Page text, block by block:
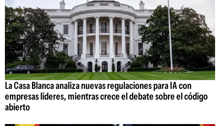
La Casa Blanca analiza nuevas regulaciones para IA con
empresas líderes, mientras crece el debate sobre el código
abierto